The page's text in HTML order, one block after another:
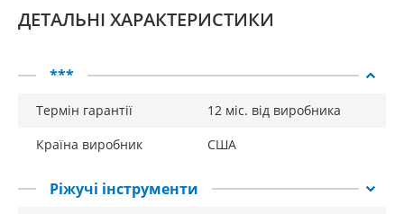
ДЕТАЛЬНІ ХАРАКТЕРИСТИКИ
***
Термін гарантії
12 міс. від виробника
Країна виробник
США
Ріжучі інструменти